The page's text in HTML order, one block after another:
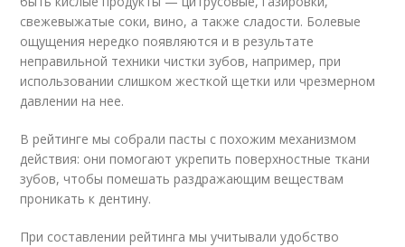
свежевыжатые соки, вино, а также сладости. Болевые
ощущения нередко появляются и в результате
неправильной техники чистки зубов, например, при
использовании слишком жесткой щетки или чрезмерном
давлении на нее.
В рейтинге мы собрали пасты с похожим механизмом
действия: они помогают укрепить поверхностные ткани
зубов, чтобы помешать раздражающим веществам
проникать к дентину.
При составлении рейтинга мы учитывали удобство